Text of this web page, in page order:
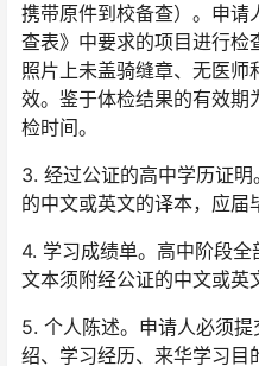
携带原件到校备查）。申请
查表》中要求的项目进行检
照片上未盖骑缝章、无医
效。鉴于体检结果的有效
检时间。
3. 经过公证的高中学历证
的中文或英文的译本，应届
4. 学习成绩单。高中阶段
文本须附经公证的中文或英
5. 个人陈述。申请人必须
绍、学习经历、来华学习目